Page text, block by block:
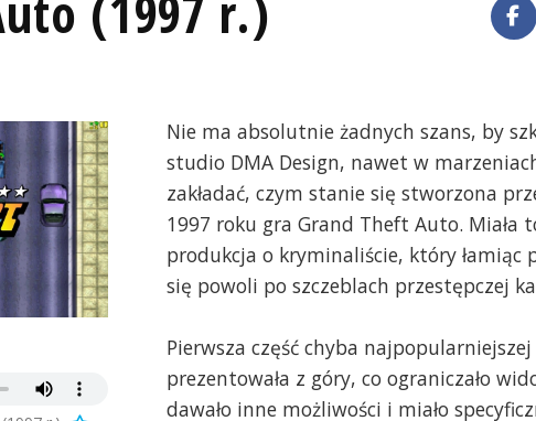
(1997 r.)
Nie ma absolutnie żadnych szans, by
studio DMA Design, nawet w
zakładać, czym stanie się stworzona
1997 roku gra Grand Theft Auto. Miała
produkcja o kryminaliście, który łamiąc
się powoli po szczeblach przestępczej
Pierwsza część chyba
prezentowała z góry, co ograniczało
dawało inne możliwości i miało